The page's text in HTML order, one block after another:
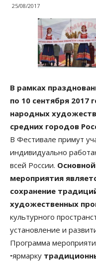
25/08/2017
В рамках
по 10 сентября 2017
народных
средних городов
В Фестивале примут
индивидуально
всей России.
мероприятия
сохранение
художественных
культурного
установление и
Программа
•ярмарку